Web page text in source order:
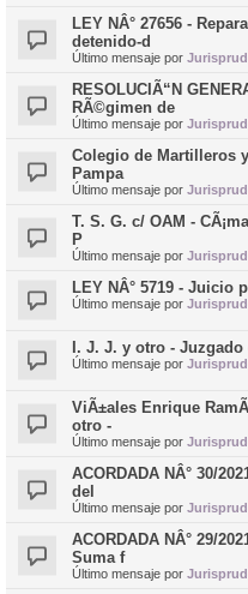
LEY NÂ° 27656 -
detenido-d
Último mensaje por
RESOLUCIÃ“N
RÃ©gimen de
Último mensaje por
Colegio de Martilleros
Pampa
Último mensaje por
T. S. G. c/ OAM -
P
Último mensaje por
LEY NÂ° 5719 - Juicio
Último mensaje por
I. J. J. y otro -
Último mensaje por
ViÃ±ales Enrique
otro -
Último mensaje por
ACORDADA NÂ° 30/
del
Último mensaje por
ACORDADA NÂ° 29/
Suma f
Último mensaje por